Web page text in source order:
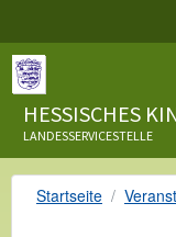
HESSISCHES
LANDESSERVICESTELLE
Startseite